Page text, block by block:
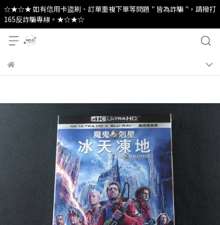
☆★☆★ 如有信用卡盜刷、訂單重複下單等問題 " 皆為詐騙 "，請撥打
165反詐騙專線。★☆★☆